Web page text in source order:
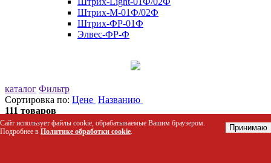
Штрих-М-01Ф/02Ф
Штрих-ФР-01Ф
Элвес-ФР-Ф
каталог Фильтр
Сортировка по: Цене Названию
111 товаров
ТЕСТОРАСКАТКА GASTROMIX TDR-380
Код: 54182
Сайт использует файлы cookie, обрабатываемые Вашим браузером.
Подробнее в Политике обработки cookie. Принимаю